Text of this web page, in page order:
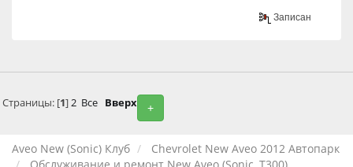
Записан
+
Страницы: [1]2 Все Вверх
Aveo New (Sonic) Клуб
Chevrolet New Aveo 2012 Автопарк